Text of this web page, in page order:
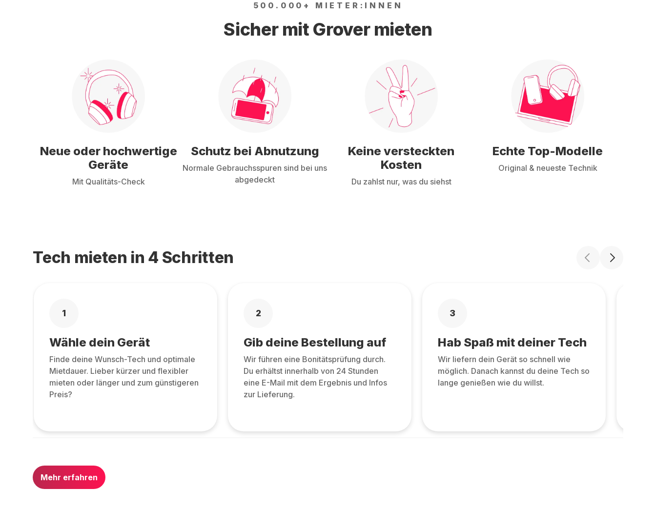
500.000+ MIETER:INNEN
Sicher mit Grover mieten
Neue oder hochwertige
Geräte
Mit Qualitäts-Check
Schutz bei Abnutzung
Normale Gebrauchsspuren sind bei uns
abgedeckt
Keine versteckten
Kosten
Du zahlst nur, was du siehst
Echte Top-Modelle
Original & neueste Technik
Tech mieten in 4 Schritten
1
Wähle dein Gerät
Finde deine Wunsch-Tech und optimale
Mietdauer. Lieber kürzer und flexibler
mieten oder länger und zum günstigeren
Preis?
2
Gib deine Bestellung auf
Wir führen eine Bonitätsprüfung durch.
Du erhältst innerhalb von 24 Stunden
eine E-Mail mit dem Ergebnis und Infos
zur Lieferung.
3
Hab Spaß mit deiner Tech
Wir liefern dein Gerät so schnell wie
möglich. Danach kannst du deine Tech so
lange genießen wie du willst.
Mehr erfahren